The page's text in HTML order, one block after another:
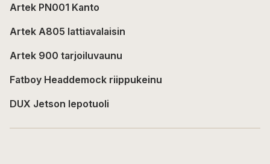
Artek PN001 Kanto
Artek A805 lattiavalaisin
Artek 900 tarjoiluvaunu
Fatboy Headdemock riippukeinu
DUX Jetson lepotuoli